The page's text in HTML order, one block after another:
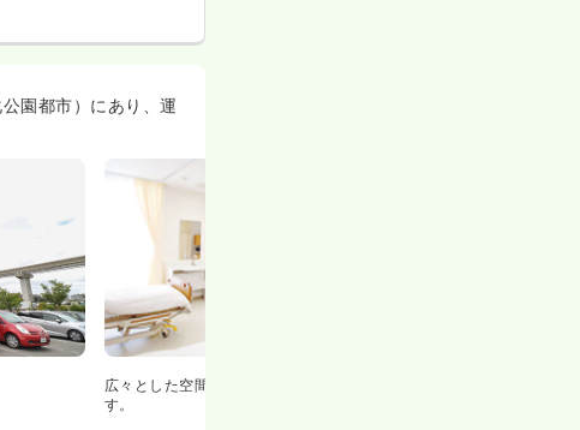
園都市）にあり、運
広々とした空間があるので、仕事がしやすい環境で
す。